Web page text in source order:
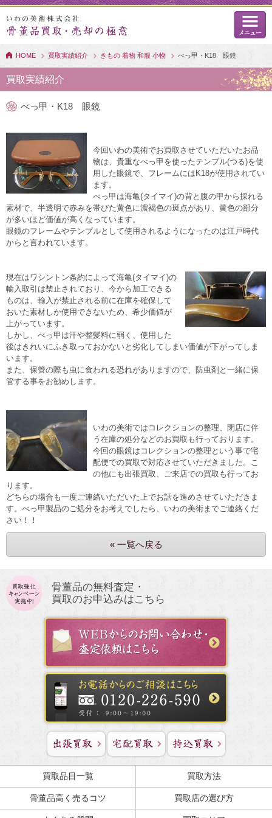
HOME 買取実績紹介 きもの 着物 和服 小物 べっ甲・K18 眼鏡
買取実績紹介
べっ甲・K18 眼鏡
今回いわの美術でお買取させていただいたお品
物は、貴重なべっ甲を使ったテンプル(つる)を使
用した眼鏡で、フレームにはK18が使用されてい
ます。
べっ甲は海亀(タイマイ)の背と腹の甲から採れる
素材で、半透明で赤みを帯びた黄色に濃褐色の斑点があり、黄色の部分
が多いほど価値が高くなっています。
眼鏡のフレームやテンプルとして使用されるようになったのは江戸時代
からと言われています。
現在はワシントン条約によって海亀(タイマイ)の
輸入取引は禁止されており、今から加工できる
ものは、輸入が禁止される前に在庫を確保して
おいた素材しか使用できないため、希少価値が
上がっています。
しかし、べっ甲は汗や整髪料に弱く、使用した
後はきれいにふき取っておかないと劣化してしまい価値が下がってしま
います。
また、保管の際も虫に食われる恐れがありますので、防虫剤と一緒に保
管する事をお勧めします。
いわの美術ではコレクションの整理、閉店に伴
う在庫の処分などのお買取も行っております。
今回の眼鏡はコレクションの整理という事で宅
配便での買取で対応させていただきました。こ
の他にも出張買取、ご来店での買取も行ってお
ります。
どちらの場合も一度ご連絡いただいた上でお話を進めさせていただきま
す。べっ甲製品のご処分をお考えでしたら、いわの美術までご連絡くだ
さい！！
« 一覧へ戻る
骨董品の無料査定・
買取のお申込みはこちら
買取品目一覧 買取方法
骨董品高く売るコツ 買取店の選び方